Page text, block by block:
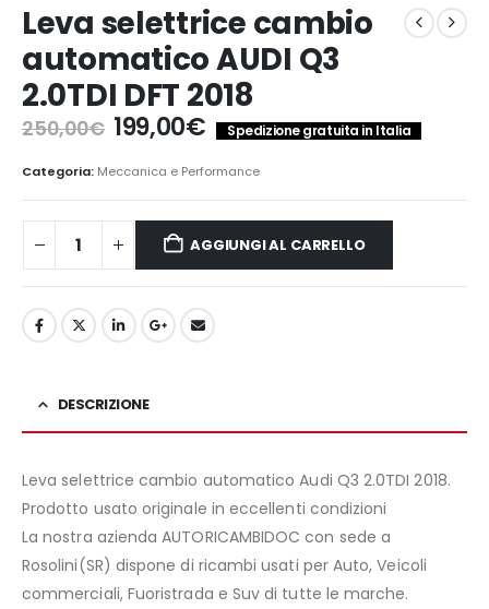
Leva selettrice cambio
automatico AUDI Q3
2.0TDI DFT 2018
250,00€ Il
prezzo
originale
era:
250,00€.
199,00€Il
prezzo
attuale
è:
199,00€.
Spedizione gratuita in Italia
Categoria: Meccanica e Performance
AGGIUNGI AL CARRELLO
DESCRIZIONE
Leva selettrice cambio automatico Audi Q3 2.0TDI 2018.
Prodotto usato originale in eccellenti condizioni
La nostra azienda AUTORICAMBIDOC con sede a
Rosolini(SR) dispone di ricambi usati per Auto, Veicoli
commerciali, Fuoristrada e Suv di tutte le marche.